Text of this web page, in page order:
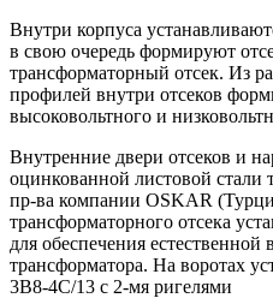
Внутри корпуса
в свою очередь формируют
трансформаторный отсек. Из
профилей внутри отсеков
высоковольтного и
Внутренние двери отсеков и
оцинкованной листовой
пр-ва компании OSKAR
трансформаторного отсека
для обеспечения
трансформатора. На воротах
3В8-4С/13 с 2-мя ригелями